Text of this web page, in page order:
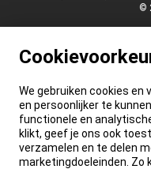
©
We gebruiken cookies en
en persoonlijker te
functionele en
klikt, geef je ons ook
verzamelen en te delen
marketingdoeleinden. Zo